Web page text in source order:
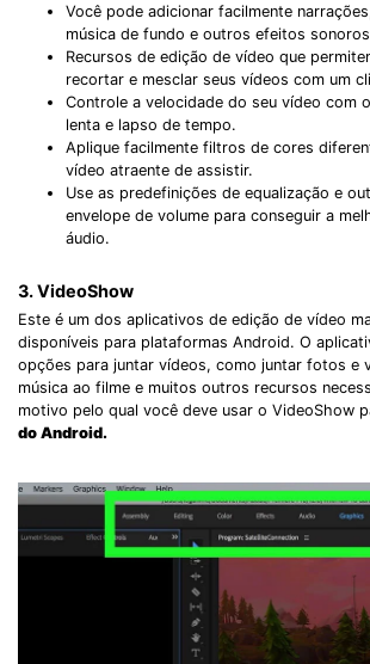
Você pode adicionar facilmente
música de fundo e outros efeitos
Recursos de edição de vídeo que
recortar e mesclar seus vídeos com um
Controle a velocidade do seu vídeo com
lenta e lapso de tempo.
Aplique facilmente filtros de cores
vídeo atraente de assistir.
Use as predefinições de equalização e
envelope de volume para conseguir a
áudio.
3. VideoShow
Este é um dos aplicativos de edição de vídeo
disponíveis para plataformas Android. O
opções para juntar vídeos, como juntar fotos e
música ao filme e muitos outros recursos
motivo pelo qual você deve usar o VideoShow
do Android.